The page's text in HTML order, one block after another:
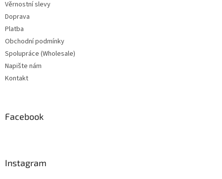
Věrnostní slevy
Doprava
Platba
Obchodní podmínky
Spolupráce (Wholesale)
Napište nám
Kontakt
Facebook
Instagram